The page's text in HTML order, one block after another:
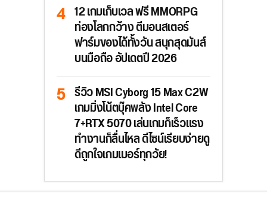
12 เกมเก็บเวล ฟรี MMORPG
ท่องโลกกว้าง ตีมอนสเตอร์
ฟาร์มของได้ทั้งวัน สนุกสุดมันส์
บนมือถือ อัปเดตปี 2026
รีวิว MSI Cyborg 15 Max C2W
เกมมิ่งโน้ตบุ๊คพลัง Intel Core
7+RTX 5070 เล่นเกมก็เร็วแรง
ทำงานก็ลื่นไหล ดีไซน์เรียบง่ายดู
ดีถูกใจเกมเมอร์ทุกวัย!